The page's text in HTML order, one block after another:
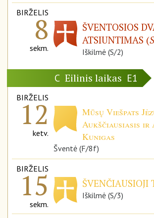
BIRŽELIS
8
sekm.
ŠVENTOSIOS
ATSIUNTIMAS (
Iškilmė (S/2)
C Eilinis laikas E1
BIRŽELIS
12
ketv.
Mūsų Viešpats
Aukščiausiasis ir
Kunigas
Šventė (F/8f)
BIRŽELIS
15
sekm.
ŠVENČIAUSIOJI
Iškilmė (S/3)